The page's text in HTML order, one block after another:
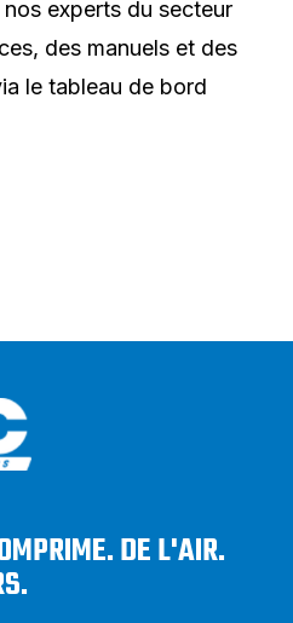
experts du secteur
des manuels et des
le tableau de bord
DE L'AIR.